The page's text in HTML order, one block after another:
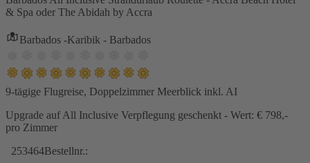
& Spa oder The Abidah by Accra
Barbados -Karibik - Barbados
9-tägige Flugreise, Doppelzimmer Meerblick inkl. AI
Upgrade auf All Inclusive Verpflegung geschenkt - Wert: € 798,-
pro Zimmer
253464Bestellnr.: